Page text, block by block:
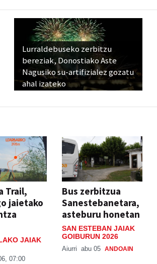
Lurraldebuseko zerbitzu
bereziak, Donostiako Aste
Nagusiko su-artifizialez gozatu
ahal izateko
Trail,
jaietako
JAIAK
07:00
Bus zerbitzua
Sanestebanetara,
asteburu honetan
SAN ESTEBAN JAIAK
GOIBURUN 2026
Aiurri abu 05 ANDOAIN